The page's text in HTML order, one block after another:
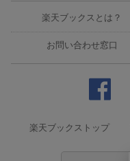
楽天ブックスとは？
お問い合わせ窓口
楽天ブックストップ